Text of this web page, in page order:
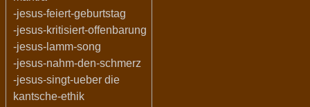
-jesus-feiert-geburtstag
-jesus-kritisiert-offenbarung
-jesus-lamm-song
-jesus-nahm-den-schmerz
-jesus-singt-ueber die
kantsche-ethik